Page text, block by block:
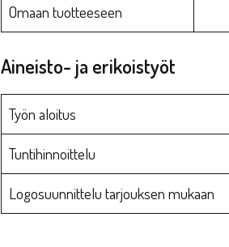
Omaan tuotteeseen
Aineisto- ja erikoistyöt
Työn aloitus
Tuntihinnoittelu
Logosuunnittelu tarjouksen mukaan